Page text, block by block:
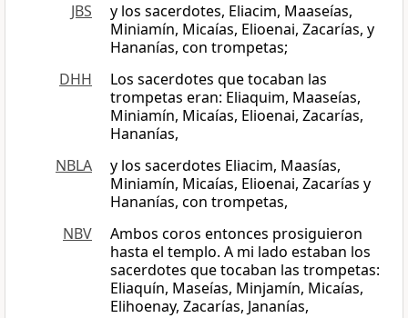
JBS
y los sacerdotes, Eliacim, Maaseías,
Miniamín, Micaías, Elioenai, Zacarías, y
Hananías, con trompetas;
DHH
Los sacerdotes que tocaban las
trompetas eran: Eliaquim, Maaseías,
Miniamín, Micaías, Elioenai, Zacarías,
Hananías,
NBLA
y los sacerdotes Eliacim, Maasías,
Miniamín, Micaías, Elioenai, Zacarías y
Hananías, con trompetas,
NBV
Ambos coros entonces prosiguieron
hasta el templo. A mi lado estaban los
sacerdotes que tocaban las trompetas:
Eliaquín, Maseías, Minjamín, Micaías,
Elihoenay, Zacarías, Jananías,